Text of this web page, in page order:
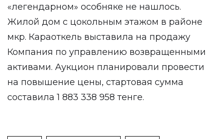
«легендарном» особняке не нашлось.
Жилой дом с цокольным этажом в районе
мкр. Караоткель выставила на продажу
Компания по управлению возвращенными
активами. Аукцион планировали провести
на повышение цены, стартовая сумма
составила 1 883 338 958 тенге.